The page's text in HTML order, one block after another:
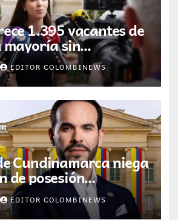
1.395 vacantes de
mayoría sin
requerida
EDITOR COLOMBINEWS
Cundinamarca niega
de posesión
de Abelardo de la
Cali
EDITOR COLOMBINEWS